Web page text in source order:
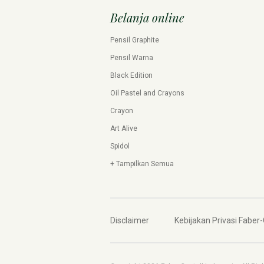
Belanja online
Pensil Graphite
Pensil Warna
Black Edition
Oil Pastel and Crayons
Crayon
Art Alive
Spidol
+ Tampilkan Semua
Disclaimer Kebijakan Privasi Faber-